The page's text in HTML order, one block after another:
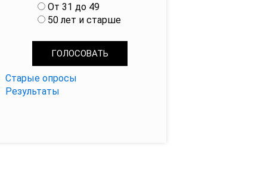
и
а
От 31 до 49
50 лет и старше
Старые опросы
Результаты